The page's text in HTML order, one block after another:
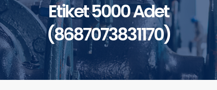
Etiket 5000 Adet
(8687073831170)